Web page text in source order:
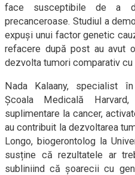
face susceptibile de a
precanceroase. Studiul a
expuși unui factor genetic
refacere după post au avut
dezvolta tumori comparativ cu
Nada Kalaany, specialist
Școala Medicală
suplimentare la cancer,
au contribuit la dezvoltarea
Longo, biogerontolog la
susține că rezultatele ar
subliniind că șoarecii cu